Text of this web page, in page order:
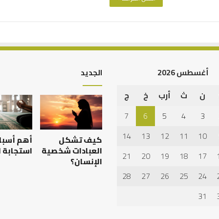
بن سعد: نموذج
الرصيد
التربوي
والطفولة
المبكرة
..
كيف
نترجم
خبرات
ما
الرصيد التربوي والطفولة
المبكرة .. كيف نترجم خبرات ما
أغسطس 2026
ن ث أرب خ
ج
3
4
5
6
7
10
11
12
13
14
17
18
19
20
21
24
25
26
27
28
31
الجديد
كيف تشكل
العبادات شخصية
الإنسان؟
أهم
استجابة